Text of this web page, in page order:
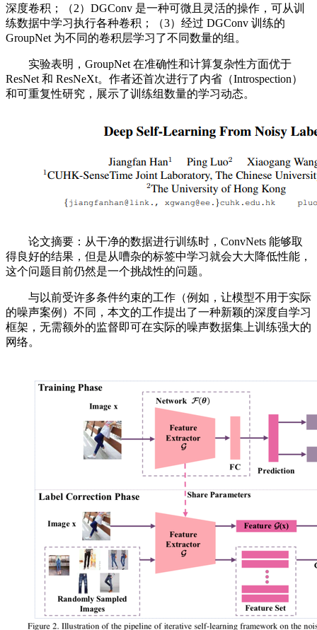
深度卷积；（2）DGConv 是一种可微且灵活的操作，可从训
练数据中学习执行各种卷积；（3）经过 DGConv 训练的
GroupNet 为不同的卷积层学习了不同数量的组。
实验表明，GroupNet 在准确性和计算复杂性方面优于
ResNet 和 ResNeXt。作者还首次进行了内省（Introspection）
和可重复性研究，展示了训练组数量的学习动态。
论文摘要：从干净的数据进行训练时，ConvNets 能够取
得良好的结果，但是从嘈杂的标签中学习就会大大降低性能，
这个问题目前仍然是一个挑战性的问题。
与以前受许多条件约束的工作（例如，让模型不用于实际
的噪声案例）不同，本文的工作提出了一种新颖的深度自学习
框架，无需额外的监督即可在实际的噪声数据集上训练强大的
网络。